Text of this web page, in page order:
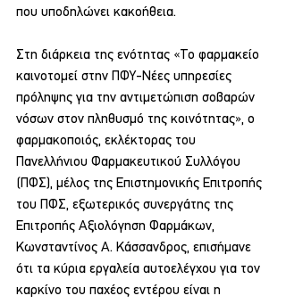
που υποδηλώνει κακοήθεια.
Στη διάρκεια της ενότητας «Το φαρμακείο
καινοτομεί στην ΠΦΥ-Νέες υπηρεσίες
πρόληψης για την αντιμετώπιση σοβαρών
νόσων στον πληθυσμό της κοινότητας», ο
φαρμακοποιός, εκλέκτορας του
Πανελλήνιου Φαρμακευτικού Συλλόγου
(ΠΦΣ), μέλος της Επιστημονικής Επιτροπής
του ΠΦΣ, εξωτερικός συνεργάτης της
Επιτροπής Αξιολόγηση Φαρμάκων,
Κωνσταντίνος Α. Κάσσανδρος, επισήμανε
ότι τα κύρια εργαλεία αυτοελέγχου για τον
καρκίνο του παχέος εντέρου είναι η